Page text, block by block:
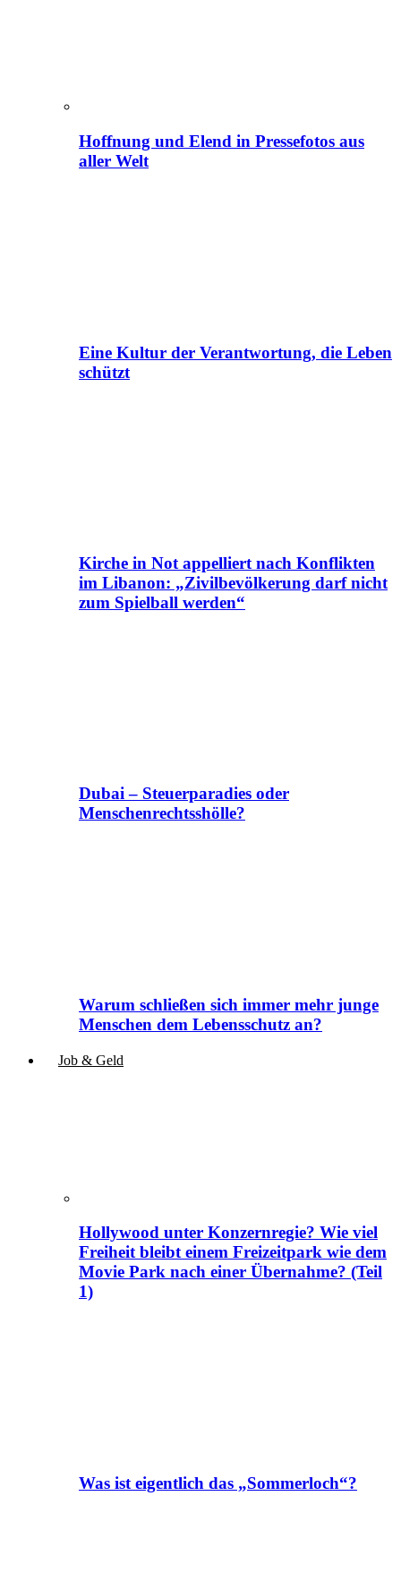
Hoffnung und Elend in Pressefotos aus
aller Welt
Eine Kultur der Verantwortung, die Leben
schützt
Kirche in Not appelliert nach Konflikten
im Libanon: „Zivilbevölkerung darf nicht
zum Spielball werden“
Dubai – Steuerparadies oder
Menschenrechtsshölle?
Warum schließen sich immer mehr junge
Menschen dem Lebensschutz an?
Job & Geld
Hollywood unter Konzernregie? Wie viel
Freiheit bleibt einem Freizeitpark wie dem
Movie Park nach einer Übernahme? (Teil
1)
Was ist eigentlich das „Sommerloch“?